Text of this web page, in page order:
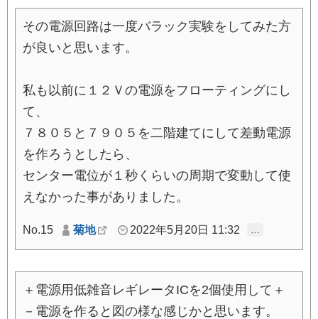
その電源回路は一度バラック実験をしてみた方
が良いと思います。
私も以前に１２Ｖの電源をフローティングにし
て、
７８０５と７９０５を二階建てにして差動電源
を作ろうとしたら、
センター電位が１秒くらいの周期で変動して使
えなかった事がありました。
No.15 菊地 2022年5月20日 11:32 …
＋電源用低雑音レギレータICを2個使用して＋
－電源を作ると図の様な感じかと思います。